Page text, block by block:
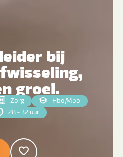
bij
groei.
Zorg Hbo|Mbo
28 - 32 uur